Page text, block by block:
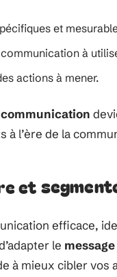
et
à
actions à mener.
à l’ère de la
et
efficace,
le message
à mieux cibler vos